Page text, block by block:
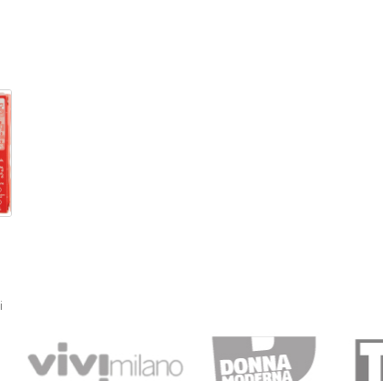
acquistato dei prodotti la scorsa…
dei prodotti la scorsa settimana! Velocissimi e professionali! Grazie!